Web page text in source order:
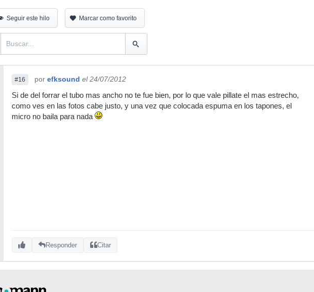
Seguir este hilo Marcar como favorito
#16 por efksound el 24/07/2012
Si de del forrar el tubo mas ancho no te fue bien, por lo que vale pillate el mas estrecho,
como ves en las fotos cabe justo, y una vez que colocada espuma en los tapones, el
micro no baila para nada
Responder Citar